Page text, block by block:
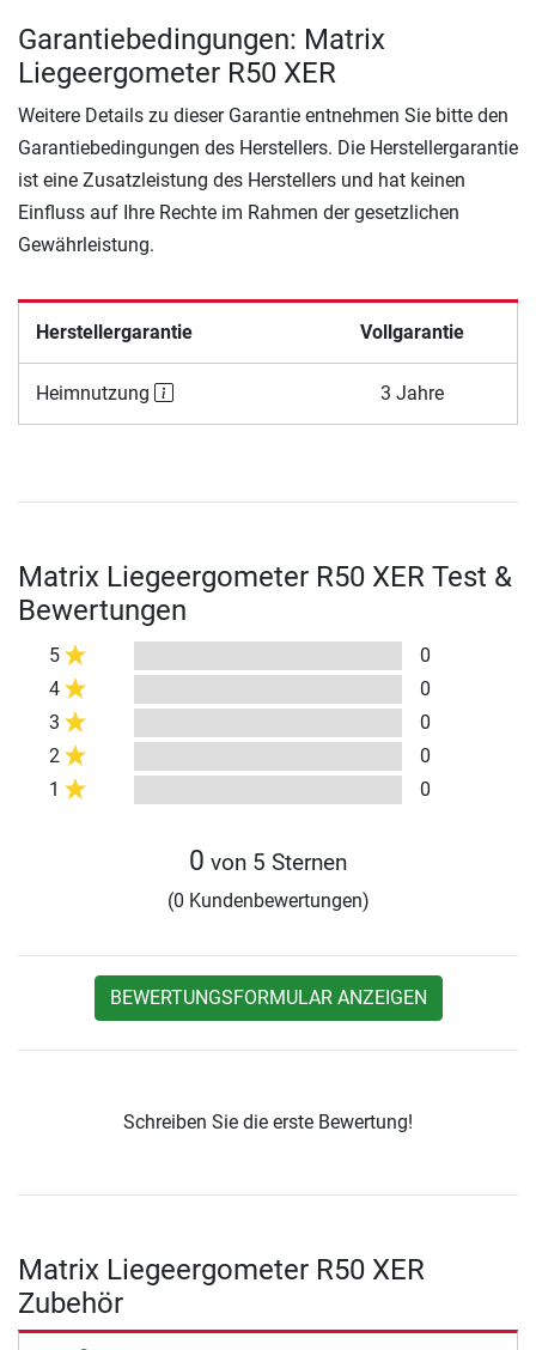
Garantiebedingungen: Matrix
Liegeergometer R50 XER
Weitere Details zu dieser Garantie entnehmen Sie bitte den
Garantiebedingungen des Herstellers. Die Herstellergarantie
ist eine Zusatzleistung des Herstellers und hat keinen
Einfluss auf Ihre Rechte im Rahmen der gesetzlichen
Gewährleistung.
Herstellergarantie Vollgarantie
Heimnutzung 3 Jahre
Matrix Liegeergometer R50 XER Test &
Bewertungen
5
0
4
0
3
0
2
0
1
0
0 von 5 Sternen
(0 Kundenbewertungen)
BEWERTUNGSFORMULAR ANZEIGEN
Schreiben Sie die erste Bewertung!
Matrix Liegeergometer R50 XER
Zubehör